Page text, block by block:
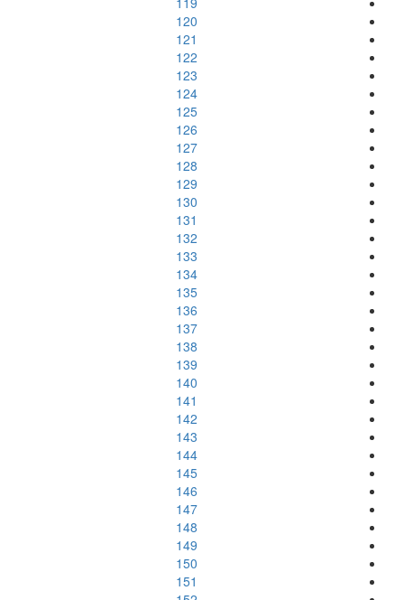
120
121
122
123
124
125
126
127
128
129
130
131
132
133
134
135
136
137
138
139
140
141
142
143
144
145
146
147
148
149
150
151